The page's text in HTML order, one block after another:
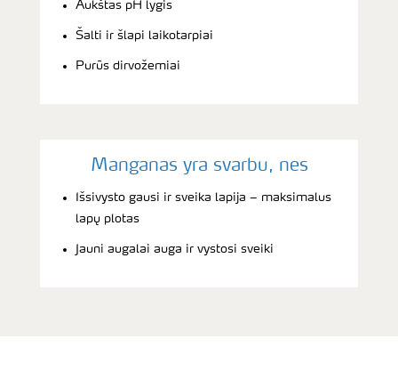
Aukštas pH lygis
Šalti ir šlapi laikotarpiai
Purūs dirvožemiai
Manganas yra svarbu, nes
Išsivysto gausi ir sveika lapija – maksimalus
lapų plotas
Jauni augalai auga ir vystosi sveiki